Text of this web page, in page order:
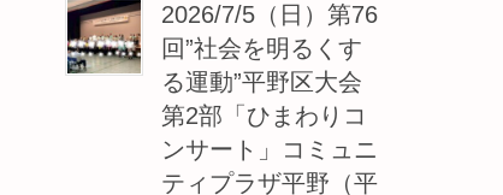
2026/7/5（日）第76
回”社会を明るくす
る運動”平野区大会
第2部「ひまわりコ
ンサート」コミュニ
ティプラザ平野（平